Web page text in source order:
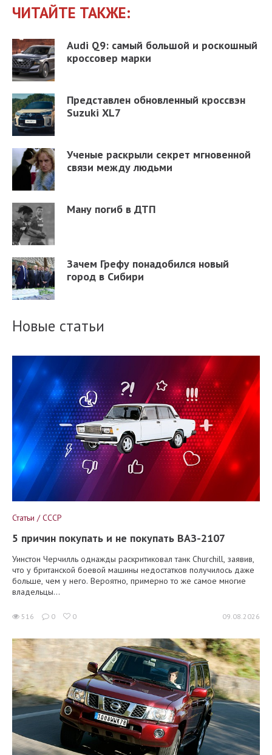
ЧИТАЙТЕ ТАКЖЕ:
Audi Q9: самый большой и роскошный
кроссовер марки
Представлен обновленный кроссвэн
Suzuki XL7
Ученые раскрыли секрет мгновенной
связи между людьми
Ману погиб в ДТП
Зачем Грефу понадобился новый
город в Сибири
Новые статьи
Статьи / СССР
5 причин покупать и не покупать ВАЗ-2107
Уинстон Черчилль однажды раскритиковал танк Churchill, заявив,
что у британской боевой машины недостатков получилось даже
больше, чем у него. Вероятно, примерно то же самое многие
владельцы...
516 0 0 09.08.2026